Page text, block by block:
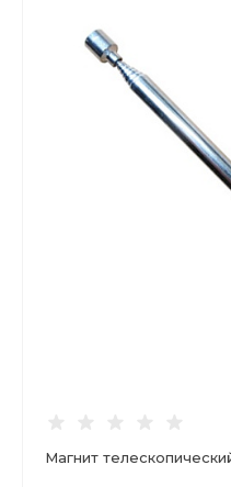
Магнит